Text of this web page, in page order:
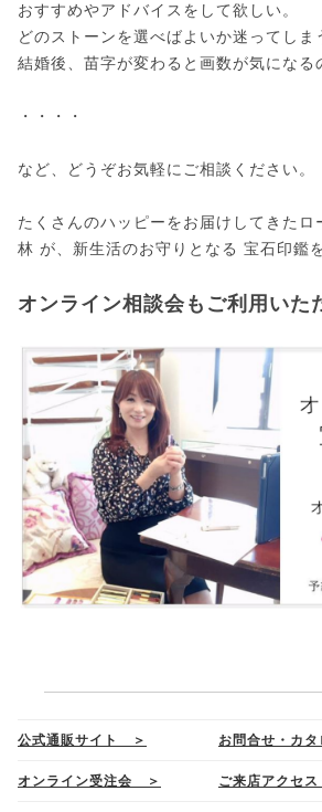
おすすめやアドバイスをして欲しい。
どのストーンを選べばよいか迷ってしま
結婚後、苗字が変わると画数が気になる
・・・・
など、どうぞお気軽にご相談ください。
たくさんのハッピーをお届けしてきた
林 が、新生活のお守りとなる 宝石印鑑
オンライン相談会もご利用いた
公式通販サイト ＞ お問合せ・カ
オンライン受注会 ＞ ご来店アクセ